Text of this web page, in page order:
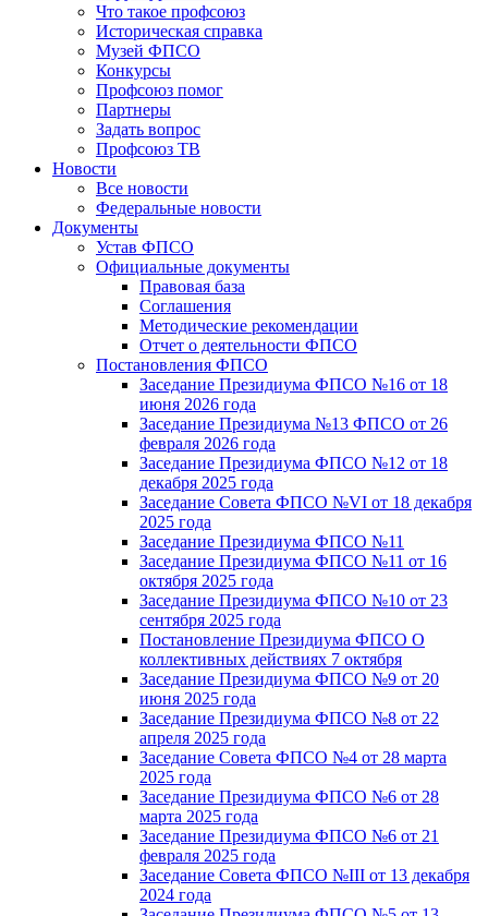
Что такое профсоюз
Историческая справка
Музей ФПСО
Конкурсы
Профсоюз помог
Партнеры
Задать вопрос
Профсоюз ТВ
Новости
Все новости
Федеральные новости
Документы
Устав ФПСО
Официальные документы
Правовая база
Соглашения
Методические рекомендации
Отчет о деятельности ФПСО
Постановления ФПСО
Заседание Президиума ФПСО №16 от 18
июня 2026 года
Заседание Президиума №13 ФПСО от 26
февраля 2026 года
Заседание Президиума ФПСО №12 от 18
декабря 2025 года
Заседание Совета ФПСО №VI от 18 декабря
2025 года
Заседание Президиума ФПСО №11
Заседание Президиума ФПСО №11 от 16
октября 2025 года
Заседание Президиума ФПСО №10 от 23
сентября 2025 года
Постановление Президиума ФПСО О
коллективных действиях 7 октября
Заседание Президиума ФПСО №9 от 20
июня 2025 года
Заседание Президиума ФПСО №8 от 22
апреля 2025 года
Заседание Совета ФПСО №4 от 28 марта
2025 года
Заседание Президиума ФПСО №6 от 28
марта 2025 года
Заседание Президиума ФПСО №6 от 21
февраля 2025 года
Заседание Совета ФПСО №III от 13 декабря
2024 года